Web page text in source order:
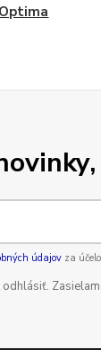
Optima
údajovza